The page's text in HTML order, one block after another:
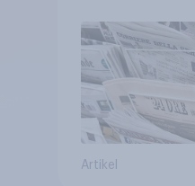
Artikel